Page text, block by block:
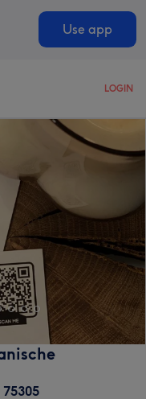
Use app
LOGIN
75305